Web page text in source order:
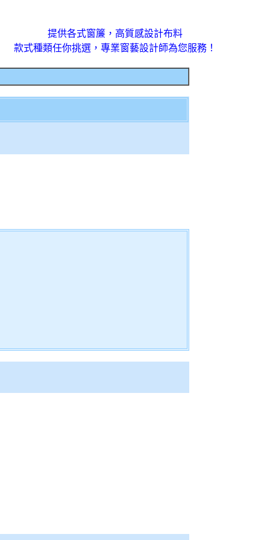
提供各式窗簾，高質感設計布料
款式種類任你挑選，專業窗藝設計師為您服務！